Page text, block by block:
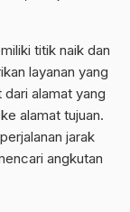
titik naik dan
layanan yang
alamat yang
alamat tujuan.
jarak
angkutan